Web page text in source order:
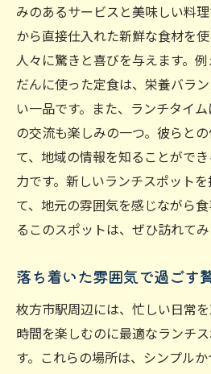
静かな場所で味わう至
都会の中心で感じる自
思わず長居したくなる
静寂を求める全ての人
新しい食事体験を求めて枚
興味をそそる異国料理
新たなランチスポット
食べ歩きで見つける枚
枚方市駅周辺の隠れた
新しい味覚を発見する
枚方市駅でのおひとりさ
一人時間を楽しむ上手
みのあるサービスと美味しい料
から直接仕入れた新鮮な食材を
人々に驚きと喜びを与えます。
だんに使った定食は、栄養バラ
い一品です。また、ランチタイ
の交流も楽しみの一つ。彼らと
て、地域の情報を知ることがで
力です。新しいランチスポット
て、地元の雰囲気を感じながら
るこのスポットは、ぜひ訪れてみ
落ち着いた雰囲気で過ごす
枚方市駅周辺には、忙しい日常
時間を楽しむのに最適なランチ
す。これらの場所は、シンプル